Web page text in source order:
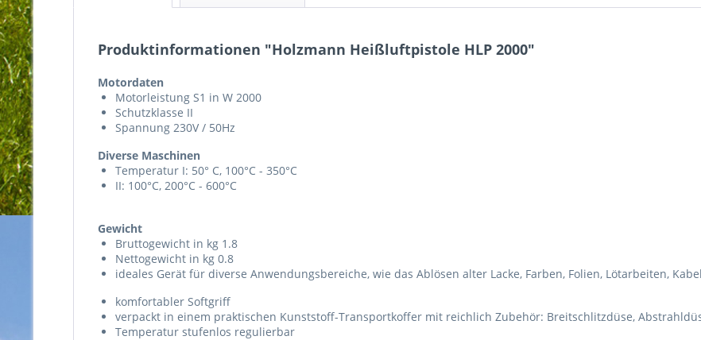
Produktinformationen "Holzmann Heißluftpistole HLP 2000"
Motordaten
Motorleistung S1 in W 2000
Schutzklasse II
Spannung 230V / 50Hz
Diverse Maschinen
Temperatur I: 50° C, 100°C - 350°C
II: 100°C, 200°C - 600°C
Gewicht
Bruttogewicht in kg 1.8
Nettogewicht in kg 0.8
ideales Gerät für diverse Anwendungsbereiche, wie das Ablösen alter Lacke, Farben, Folien, Lötarbeiten,
komfortabler Softgriff
verpackt in einem praktischen Kunststoff-Transportkoffer mit reichlich Zubehör: Breitschlitzdüse,
Temperatur stufenlos regulierbar